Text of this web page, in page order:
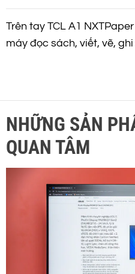
Trên tay TCL A1
máy đọc sách, viết, vẽ,
NHỮNG SẢN
QUAN TÂM